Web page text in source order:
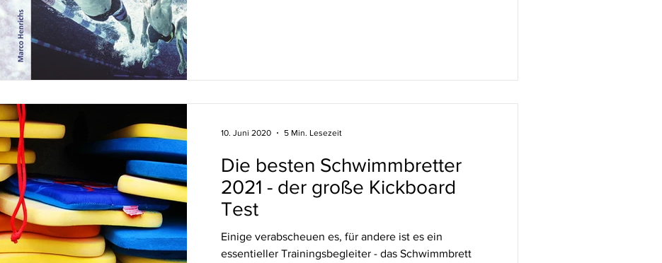
Die besten Schwimmbretter
2021 - der große Kickboard
Test
Einige verabscheuen es, für andere ist es ein
essentieller Trainingsbegleiter - das Schwimmbrett
10. Juni 2020 5 Min. Lesezeit